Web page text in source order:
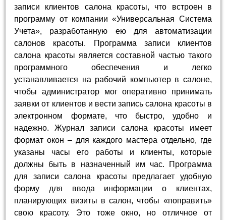
записи клиентов салона красоты, что встроен в
программу от компании «Универсальная Система
Учета», разработанную ею для автоматизации
салонов красоты. Программа записи клиентов
салона красоты является составной частью такого
программного обеспечения и легко
устанавливается на рабочий компьютер в салоне,
чтобы администратор мог оперативно принимать
заявки от клиентов и вести запись салона красоты в
электронном формате, что быстро, удобно и
надежно. Журнал записи салона красоты имеет
формат окон – для каждого мастера отдельно, где
указаны часы его работы и клиенты, которые
должны быть в назначенный им час. Программа
для записи салона красоты предлагает удобную
форму для ввода информации о клиентах,
планирующих визиты в салон, чтобы «поправить»
свою красоту. Это тоже окно, но отличное от